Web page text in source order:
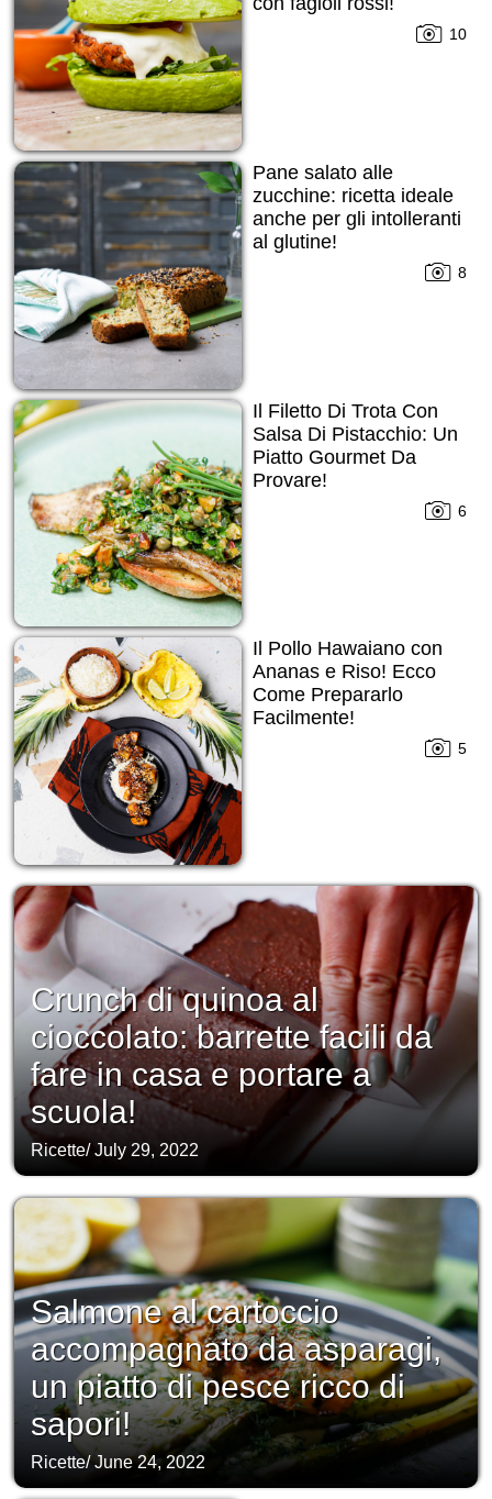
10
Pane salato alle
zucchine: ricetta ideale
anche per gli intolleranti
al glutine!
8
Il Filetto Di Trota Con
Salsa Di Pistacchio: Un
Piatto Gourmet Da
Provare!
6
Il Pollo Hawaiano con
Ananas e Riso! Ecco
Come Prepararlo
Facilmente!
5
Crunch di quinoa al
cioccolato: barrette facili da
fare in casa e portare a
scuola!
Ricette/July 29, 2022
Salmone al cartoccio
accompagnato da asparagi,
un piatto di pesce ricco di
sapori!
Ricette/June 24, 2022